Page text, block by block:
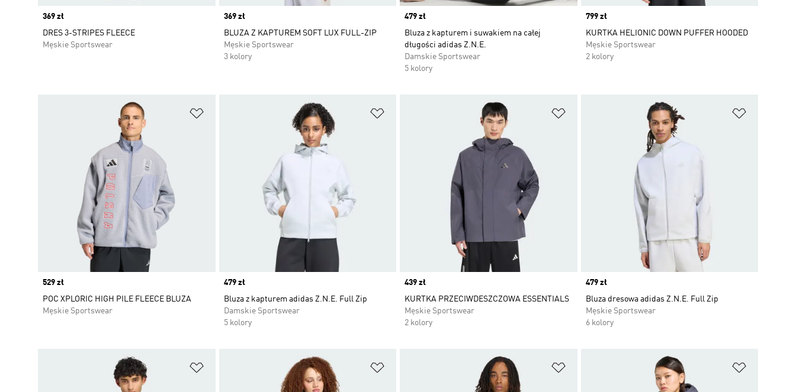
Price
369 zł
DRES 3-STRIPES FLEECE
Męskie Sportswear
Price
369 zł
BLUZA Z KAPTUREM SOFT LUX FULL-ZIP
Męskie Sportswear
3 kolory
Price
479 zł
Bluza z kapturem i suwakiem na całej
długości adidas Z.N.E.
Damskie Sportswear
5 kolory
Price
799 zł
KURTKA HELIONIC DOWN PUFFER HOODED
Męskie Sportswear
2 kolory
Price
529 zł
POC XPLORIC HIGH PILE FLEECE BLUZA
Męskie Sportswear
Price
479 zł
Bluza z kapturem adidas Z.N.E. Full Zip
Damskie Sportswear
5 kolory
Dodaj do listy życzeń
Price
439 zł
KURTKA PRZECIWDESZCZOWA ESSENTIALS
Męskie Sportswear
2 kolory
Price
479 zł
Bluza dresowa adidas Z.N.E. Full Zip
Męskie Sportswear
6 kolory